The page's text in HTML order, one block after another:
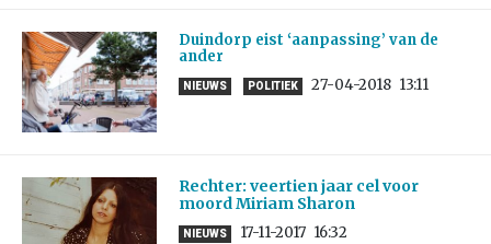
Duindorp eist ‘aanpassing’ van de
ander
NIEUWS POLITIEK 27-04-2018 13:11
Rechter: veertien jaar cel voor
moord Miriam Sharon
NIEUWS 17-11-2017 16:32